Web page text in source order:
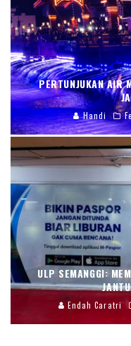
PERTUNJUKAN AIR
Handi
ULP SEMANGGI:
Endah Caratri